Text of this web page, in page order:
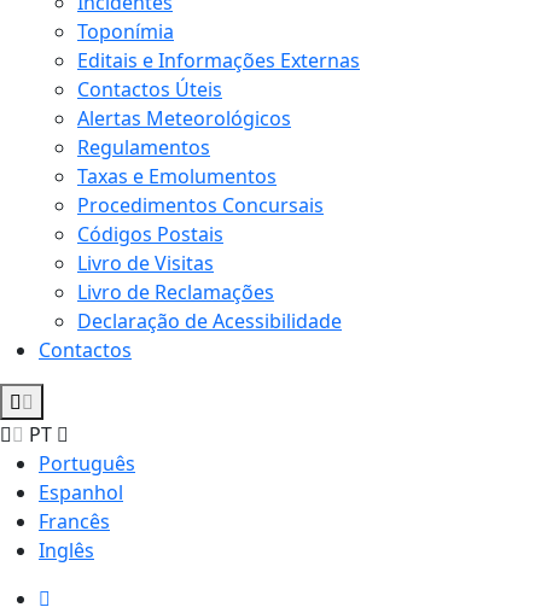
Toponímia
Editais e Informações Externas
Contactos Úteis
Alertas Meteorológicos
Regulamentos
Taxas e Emolumentos
Procedimentos Concursais
Códigos Postais
Livro de Visitas
Livro de Reclamações
Declaração de Acessibilidade
Contactos
PT
Português
Espanhol
Francês
Inglês